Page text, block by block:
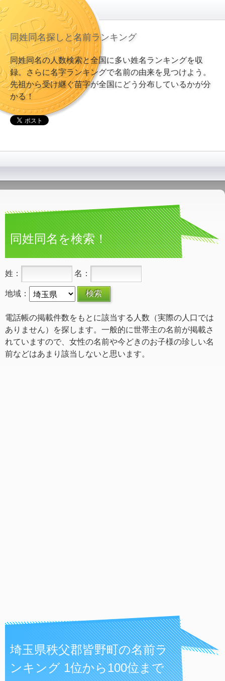
同姓同名探しと名前ランキング
同姓同名の人数検索と全国に多い姓名ランキングを収
録。さらに名字ランキングで名前の由来を見つけよう。
先祖から受け継ぐ苗字が全国にどう分布しているかが分
かる！
同姓同名を検索！
姓： 名：
地域：
電話帳の掲載件数をもとに該当する人数（実際の人口では
ありません）を探します。一般的に世帯主の名前が掲載さ
れていますので、女性の名前や今どきのお子様の珍しい名
前などはあまり該当しないと思います。
埼玉県秩父郡皆野町の名前ラ
ンキング 1位から100位まで